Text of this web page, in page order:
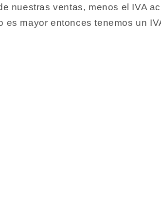
nuestras ventas, menos el IVA
mayor entonces tenemos un